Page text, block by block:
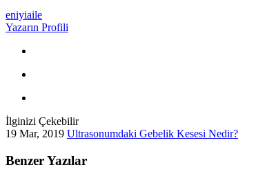
eniyiaile
Yazarın Profili
İlginizi Çekebilir
19 Mar, 2019 Ultrasonumdaki Gebelik Kesesi Nedir?
Benzer Yazılar